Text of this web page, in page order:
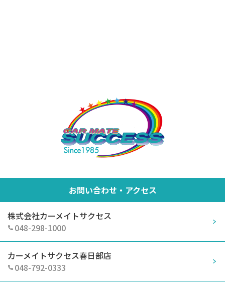
お問い合わせ・アクセス
株式会社カーメイトサクセス
048-298-1000
カーメイトサクセス春日部店
048-792-0333